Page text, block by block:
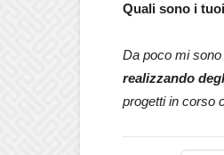
Quali sono i
Da poco mi
realizzando
progetti in corso